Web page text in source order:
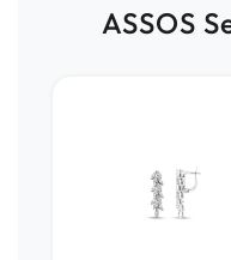
ASSOS